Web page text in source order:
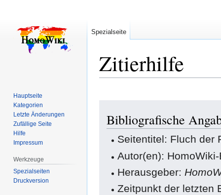
Zitierhilfe
Navigation
springen
Suche
springen
Bibliografische
Seitentitel: Fluch der
Autor(en):
Herausgeber:
Zeitpunkt der letzten
Spezialseite
Hauptseite
Kategorien
Letzte Änderungen
Zufällige Seite
Hilfe
Impressum
Werkzeuge
Spezialseiten
Druckversion